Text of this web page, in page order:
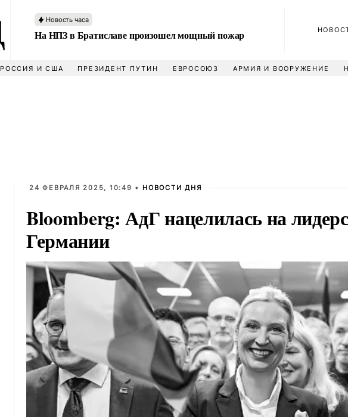
Новость часа
На НПЗ в Братиславе произошел мощный пожар
РОССИЯ И США ПРЕЗИДЕНТ ПУТИН ЕВРОСОЮЗ АРМИЯ И ВООРУЖЕНИЕ
24 ФЕВРАЛЯ 2025, 10:49 • НОВОСТИ ДНЯ
Bloomberg: АдГ нацелилась на
Германии